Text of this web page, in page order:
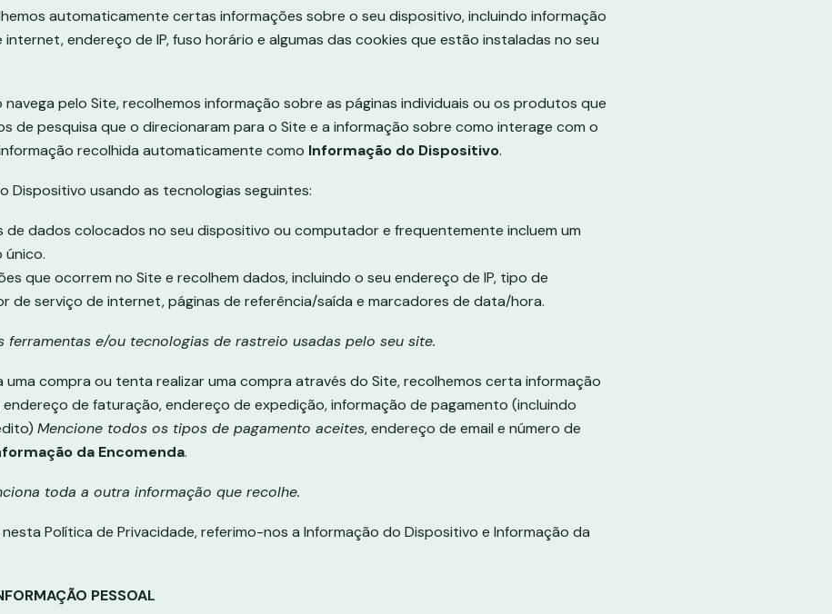
automaticamente certas informações sobre o seu dispositivo, incluindo informação
endereço de IP, fuso horário e algumas das cookies que estão instaladas no seu
pelo Site, recolhemos informação sobre as páginas individuais ou os produtos que
de pesquisa que o direcionaram para o Site e a informação sobre como interage com o
recolhida automaticamente como Informação do Dispositivo.
Dispositivo usando as tecnologias seguintes:
de dados colocados no seu dispositivo ou computador e frequentemente incluem um
único.
que ocorrem no Site e recolhem dados, incluindo o seu endereço de IP, tipo de
de serviço de internet, páginas de referência/saída e marcadores de data/hora.
ferramentas e/ou tecnologias de rastreio usadas pelo seu site.
uma compra ou tenta realizar uma compra através do Site, recolhemos certa informação
endereço de faturação, endereço de expedição, informação de pagamento (incluindo
Mencione todos os tipos de pagamento aceites, endereço de email e número de
da Encomenda.
toda a outra informação que recolhe.
nesta Política de Privacidade, referimo-nos a Informação do Dispositivo e Informação da
PESSOAL